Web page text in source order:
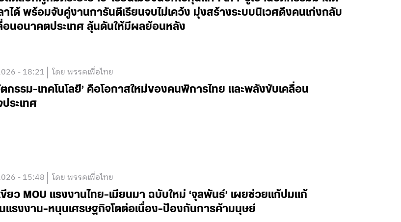
าได้ พร้อมจับคู่งานการันตีเรียนจบไม่เคว้ง มุ่งสร้างระบบนิเวศดึงคนเก่งกลับ
อนอนาคตประเทศ ลุ้นดันให้มีผลย้อนหลัง
- 18:21 โดย พรรคเพื่อไทย
กรรม-เทคโนโลยี’ คือโอกาสใหม่ของคนพิการไทย และพลังขับเคลื่อน
ระเทศ
- 15:48 โดย พรรคเพื่อไทย
ขียว MOU แรงงานไทย-เมียนมา ฉบับใหม่ ‘จุลพันธ์’ เผยช่วยแก้ปมแก้
แรงงาน-หนุนเศรษฐกิจโตต่อเนื่อง-ป้องกันการค้ามนุษย์